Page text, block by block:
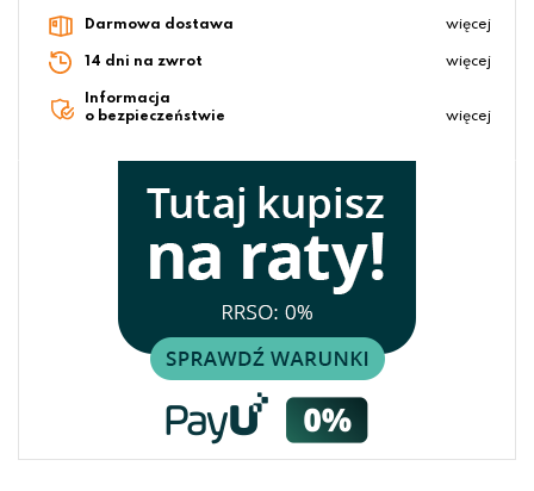
Darmowa dostawa więcej
14 dni na zwrot więcej
Informacja
o bezpieczeństwie
więcej